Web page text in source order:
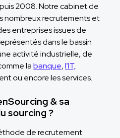
2008. Notre cabinet de
nombreux recrutements et
entreprises issues de
dans le bassin
activité industrielle, de
labanque,l'IT,
ou encore les services.
& sa
sourcing ?
de recrutement